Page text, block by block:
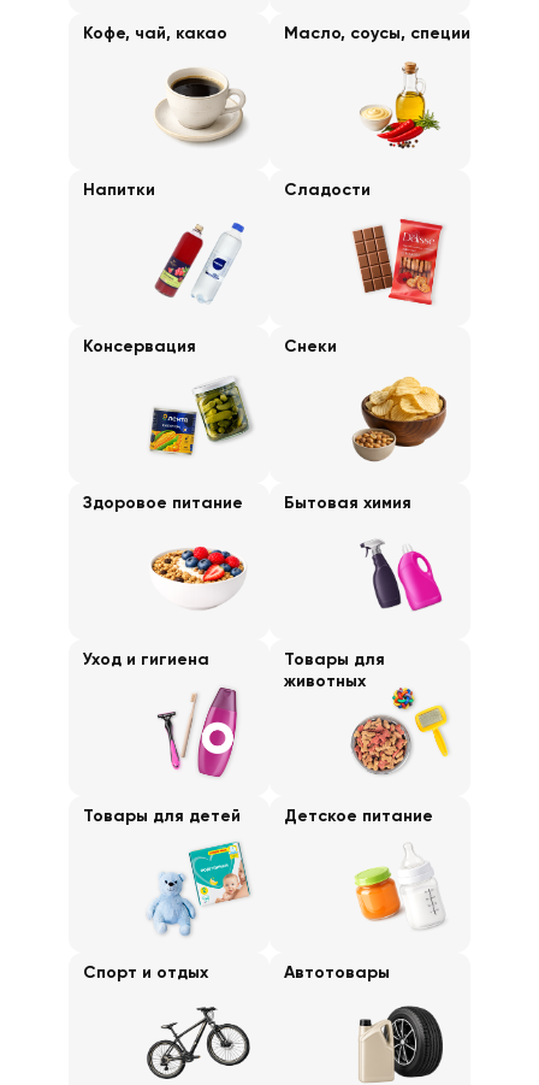
Кофе, чай, какао Масло, соусы, специи
Напитки Сладости
Консервация Снеки
Здоровое питание Бытовая химия
Уход и гигиена
Товары для
животных
Товары для детей Детское питание
Спорт и отдых Автотовары